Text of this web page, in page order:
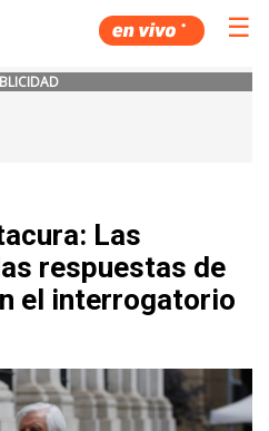
☰
Las
respuestas de
el interrogatorio